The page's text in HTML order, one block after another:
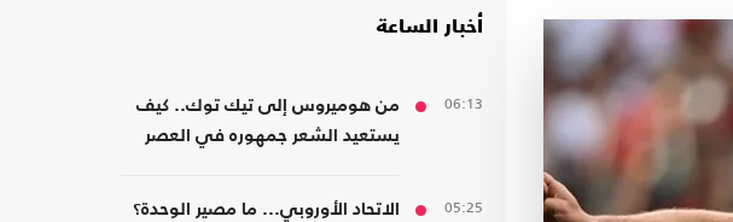
أخبار الساعة
06:13
من هوميروس إلى تيك توك.. كيف
يستعيد الشعر جمهوره في العصر
05:25 الاتحاد الأوروبي... ما مصير الوحدة؟